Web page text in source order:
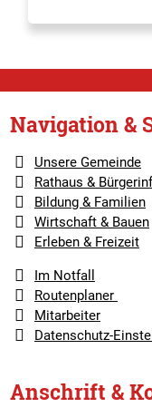
Navigation &
Unsere Gemeinde
Rathaus &
Bildung & Familien
Wirtschaft & Bauen
Erleben & Freizeit
Im Notfall
Routenplaner
Mitarbeiter
Datenschutz-
Anschrift &